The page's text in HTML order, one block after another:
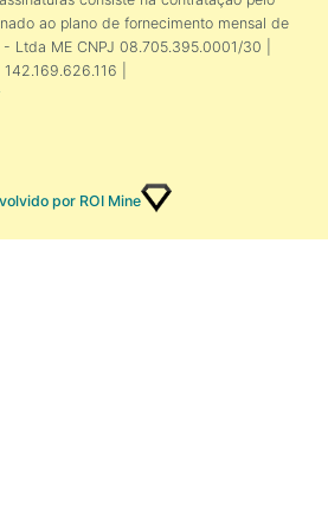
ao plano de fornecimento mensal de
Ltda ME CNPJ 08.705.395.0001/30 |
|
por ROI Mine